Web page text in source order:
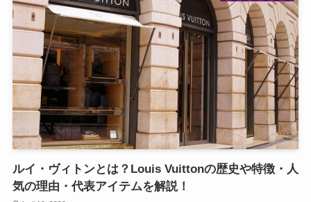
ルイ・ヴィトンとは？Louis Vuittonの歴史や特徴・人
気の理由・代表アイテムを解説！